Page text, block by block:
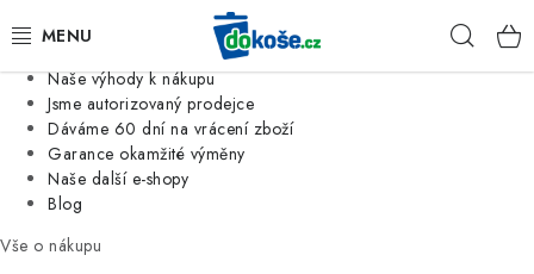
Jsme tradiční česká firma
Naše výhody k nákupu
Jsme autorizovaný prodejce
Dáváme 60 dní na vrácení zboží
Garance okamžité výměny
Naše další e-shopy
Blog
Vše o nákupu
KOŠE
SÁČKY